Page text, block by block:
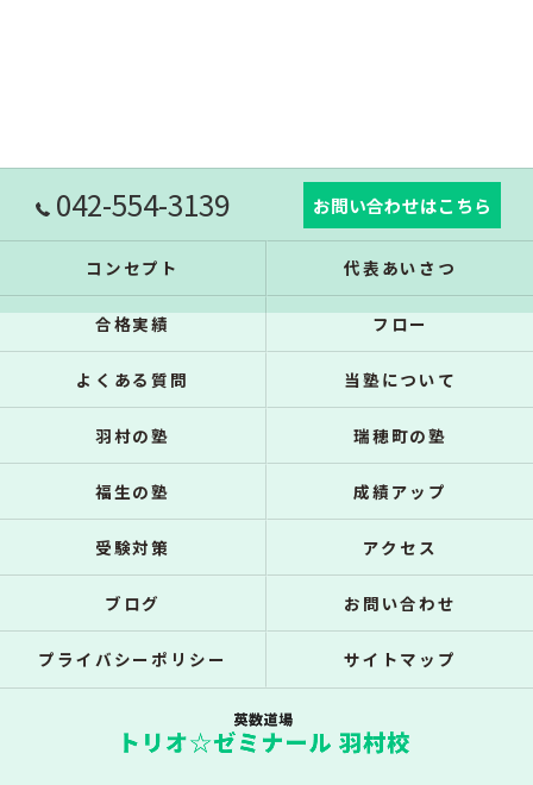
042-554-3139 お問い合わせはこちら
コンセプト 代表あいさつ
合格実績 フロー
よくある質問 当塾について
羽村の塾 瑞穂町の塾
福生の塾 成績アップ
受験対策 アクセス
ブログ お問い合わせ
プライバシーポリシー サイトマップ